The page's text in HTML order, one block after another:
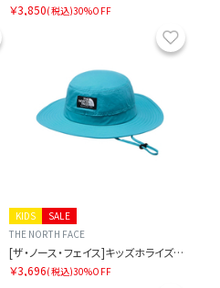
￥3,850(税込)30%OFF
お気に入り
SALE
KIDS
THE NORTH FACE
[ザ・ノース・フェイス]キッズホライズンハット
￥3,696(税込)30%OFF